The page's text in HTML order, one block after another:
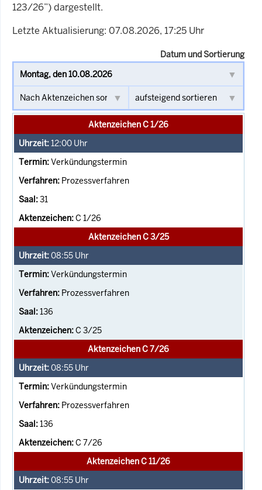
123/26”) dargestellt.
Letzte Aktualisierung: 07.08.2026, 17:25 Uhr
Datum und Sortierung
Aktenzeichen C 1/26
12:00 Uhr
Verkündungstermin
Prozessverfahren
31
C 1/26
Aktenzeichen C 3/25
08:55 Uhr
Verkündungstermin
Prozessverfahren
136
C 3/25
Aktenzeichen C 7/26
08:55 Uhr
Verkündungstermin
Prozessverfahren
136
C 7/26
Aktenzeichen C 11/26
08:55 Uhr